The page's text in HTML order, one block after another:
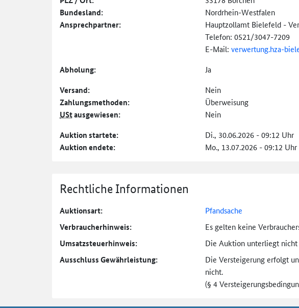
Bundesland: Nordrhein-Westfalen
Ansprechpartner:
Hauptzollamt Bielefeld -
Telefon: 0521/3047-7209
E-Mail: verwertung.hza-
Abholung: Ja
Versand: Nein
Zahlungs­methoden: Überweisung
UStausgewiesen: Nein
Auktion startete: Di., 30.06.2026 - 09:12 Uhr
Auktion endete: Mo., 13.07.2026 - 09:12 Uhr
Rechtliche Informationen
Auktionsart: Pfandsache
Verbraucher­hinweis: Es gelten keine
Umsatzsteuer­hinweis: Die Auktion unterliegt nicht
Ausschluss Gewährleistung: Die Versteigerung erfolgt
nicht.
(§ 4